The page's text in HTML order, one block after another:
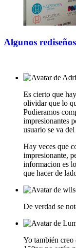
Algunos
Es cierto que
olividar que lo
Pudieramos
impresionantes
usuario se va
Hay veces que
impresionante,
informacion es
que hacer de
De verdad se
Yo también